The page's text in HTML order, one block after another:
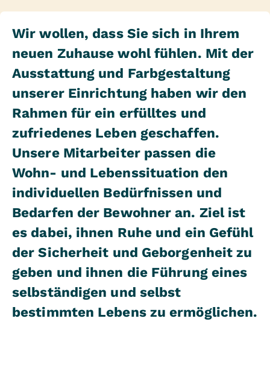
Wir wollen, dass Sie sich in Ihrem
neuen Zuhause wohl fühlen. Mit der
Ausstattung und Farbgestaltung
unserer Einrichtung haben wir den
Rahmen für ein erfülltes und
zufriedenes Leben geschaffen.
Unsere Mitarbeiter passen die
Wohn- und Lebenssituation den
individuellen Bedürfnissen und
Bedarfen der Bewohner an. Ziel ist
es dabei, ihnen Ruhe und ein Gefühl
der Sicherheit und Geborgenheit zu
geben und ihnen die Führung eines
selbständigen und selbst
bestimmten Lebens zu ermöglichen.